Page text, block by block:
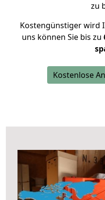
zu
Kostengünstiger wird
uns können Sie bis zu
Kostenlose